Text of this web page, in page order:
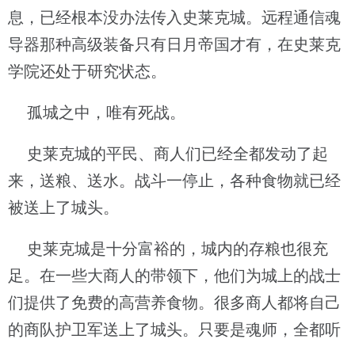
息，已经根本没办法传入史莱克城。远程通信魂
导器那种高级装备只有日月帝国才有，在史莱克
学院还处于研究状态。
孤城之中，唯有死战。
史莱克城的平民、商人们已经全都发动了起
来，送粮、送水。战斗一停止，各种食物就已经
被送上了城头。
史莱克城是十分富裕的，城内的存粮也很充
足。在一些大商人的带领下，他们为城上的战士
们提供了免费的高营养食物。很多商人都将自己
的商队护卫军送上了城头。只要是魂师，全都听